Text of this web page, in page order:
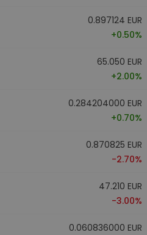
0.897124 EUR
+0.50%
65.050 EUR
+2.00%
0.284204000 EUR
+0.70%
0.870825 EUR
-2.70%
47.210 EUR
-3.00%
0.060836000 EUR